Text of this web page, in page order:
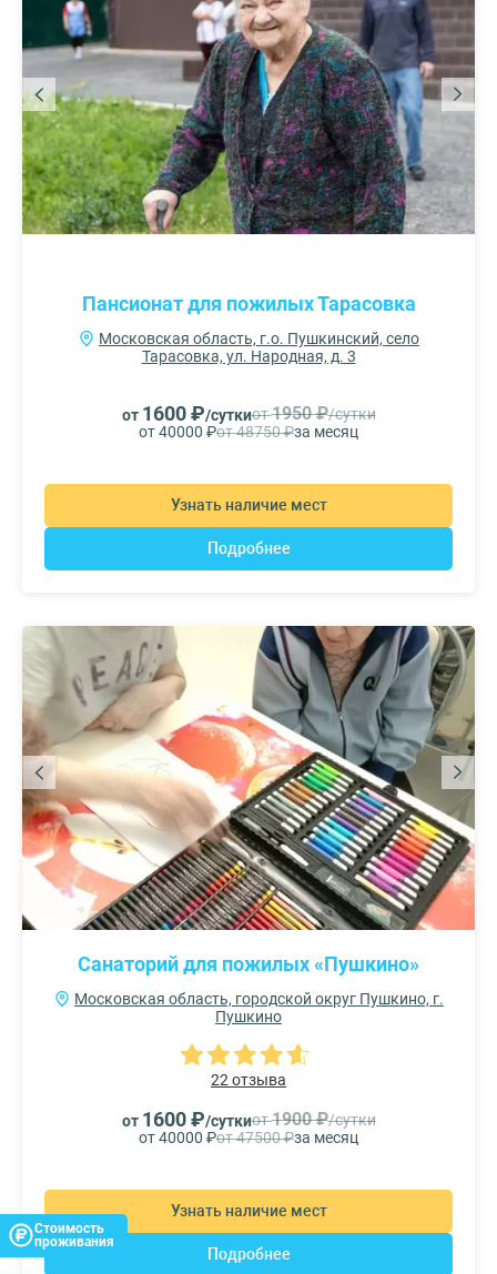
Пансионат для пожилых Тарасовка
Московская область, г.о. Пушкинский, село
Тарасовка, ул. Народная, д. 3
от 1600 ₽/суткиот1950 ₽/сутки
от 40000 ₽от 48750 ₽за месяц
Узнать наличие мест
Подробнее
Санаторий для пожилых «Пушкино»
Московская область, городской округ Пушкино, г.
Пушкино
22 отзыва
от 1600 ₽/суткиот1900 ₽/сутки
от 40000 ₽от 47500 ₽за месяц
Узнать наличие мест
Подробнее
Стоимость
проживания